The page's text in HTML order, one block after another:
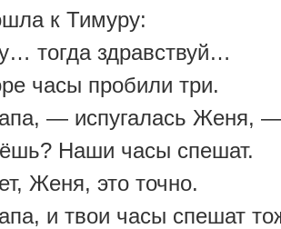
к Тимуру:
тогда здравствуй…
часы пробили три.
— испугалась Женя,
Наши часы спешат.
Женя, это точно.
и твои часы спешат